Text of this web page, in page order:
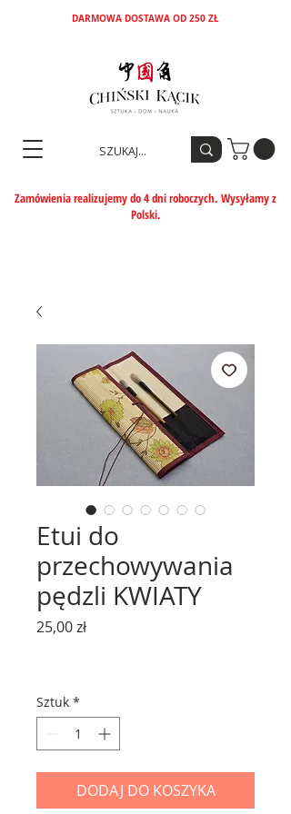
DARMOWA DOSTAWA OD 250 ZŁ
Zamówienia realizujemy do 4 dni roboczych. Wysyłamy z
Polski.
Etui do
przechowywania
pędzli KWIATY
25,00 złCena
Sztuk *
DODAJ DO KOSZYKA